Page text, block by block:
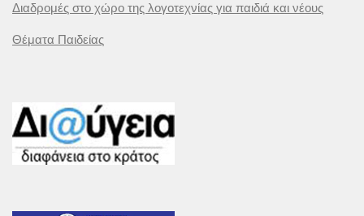
Διαδρομές στο χώρο της λογοτεχνίας για παιδιά και νέους
Θέματα Παιδείας